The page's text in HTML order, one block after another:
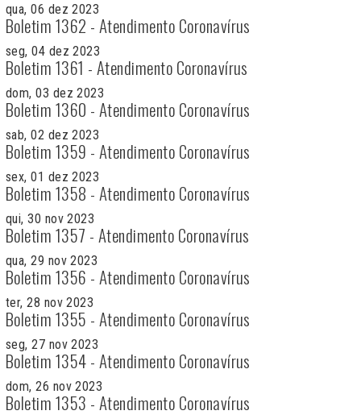
qua, 06 dez 2023
Boletim 1362 - Atendimento Coronavírus
seg, 04 dez 2023
Boletim 1361 - Atendimento Coronavírus
dom, 03 dez 2023
Boletim 1360 - Atendimento Coronavírus
sab, 02 dez 2023
Boletim 1359 - Atendimento Coronavírus
sex, 01 dez 2023
Boletim 1358 - Atendimento Coronavírus
qui, 30 nov 2023
Boletim 1357 - Atendimento Coronavírus
qua, 29 nov 2023
Boletim 1356 - Atendimento Coronavírus
ter, 28 nov 2023
Boletim 1355 - Atendimento Coronavírus
seg, 27 nov 2023
Boletim 1354 - Atendimento Coronavírus
dom, 26 nov 2023
Boletim 1353 - Atendimento Coronavírus